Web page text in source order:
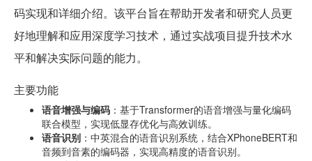
码实现和详细介绍。该平台旨在帮助开发者和研究人员更
好地理解和应用深度学习技术，通过实战项目提升技术水
平和解决实际问题的能力。
主要功能
语音增强与编码 ：基于Transformer的语音增强与量化编码
联合模型，实现低显存优化与高效训练。
语音识别 ：中英混合的语音识别系统，结合XPhoneBERT和
音频到音素的编码器，实现高精度的语音识别。